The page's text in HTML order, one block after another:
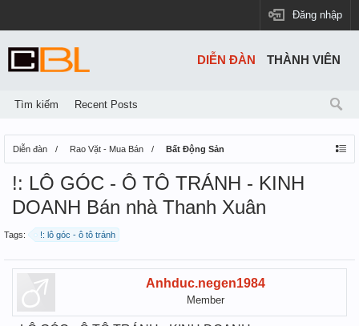
Đăng nhập
Diễn đàn Rao Vặt - Mua Bán Bất Động Sản
!: LÔ GÓC - Ô TÔ TRÁNH - KINH
DOANH Bán nhà Thanh Xuân
Tags: !: lô góc - ô tô tránh
Anhduc.negen1984
Member
DIỄN ĐÀN
Tìm kiếm Recent Posts
THÀNH VIÊN